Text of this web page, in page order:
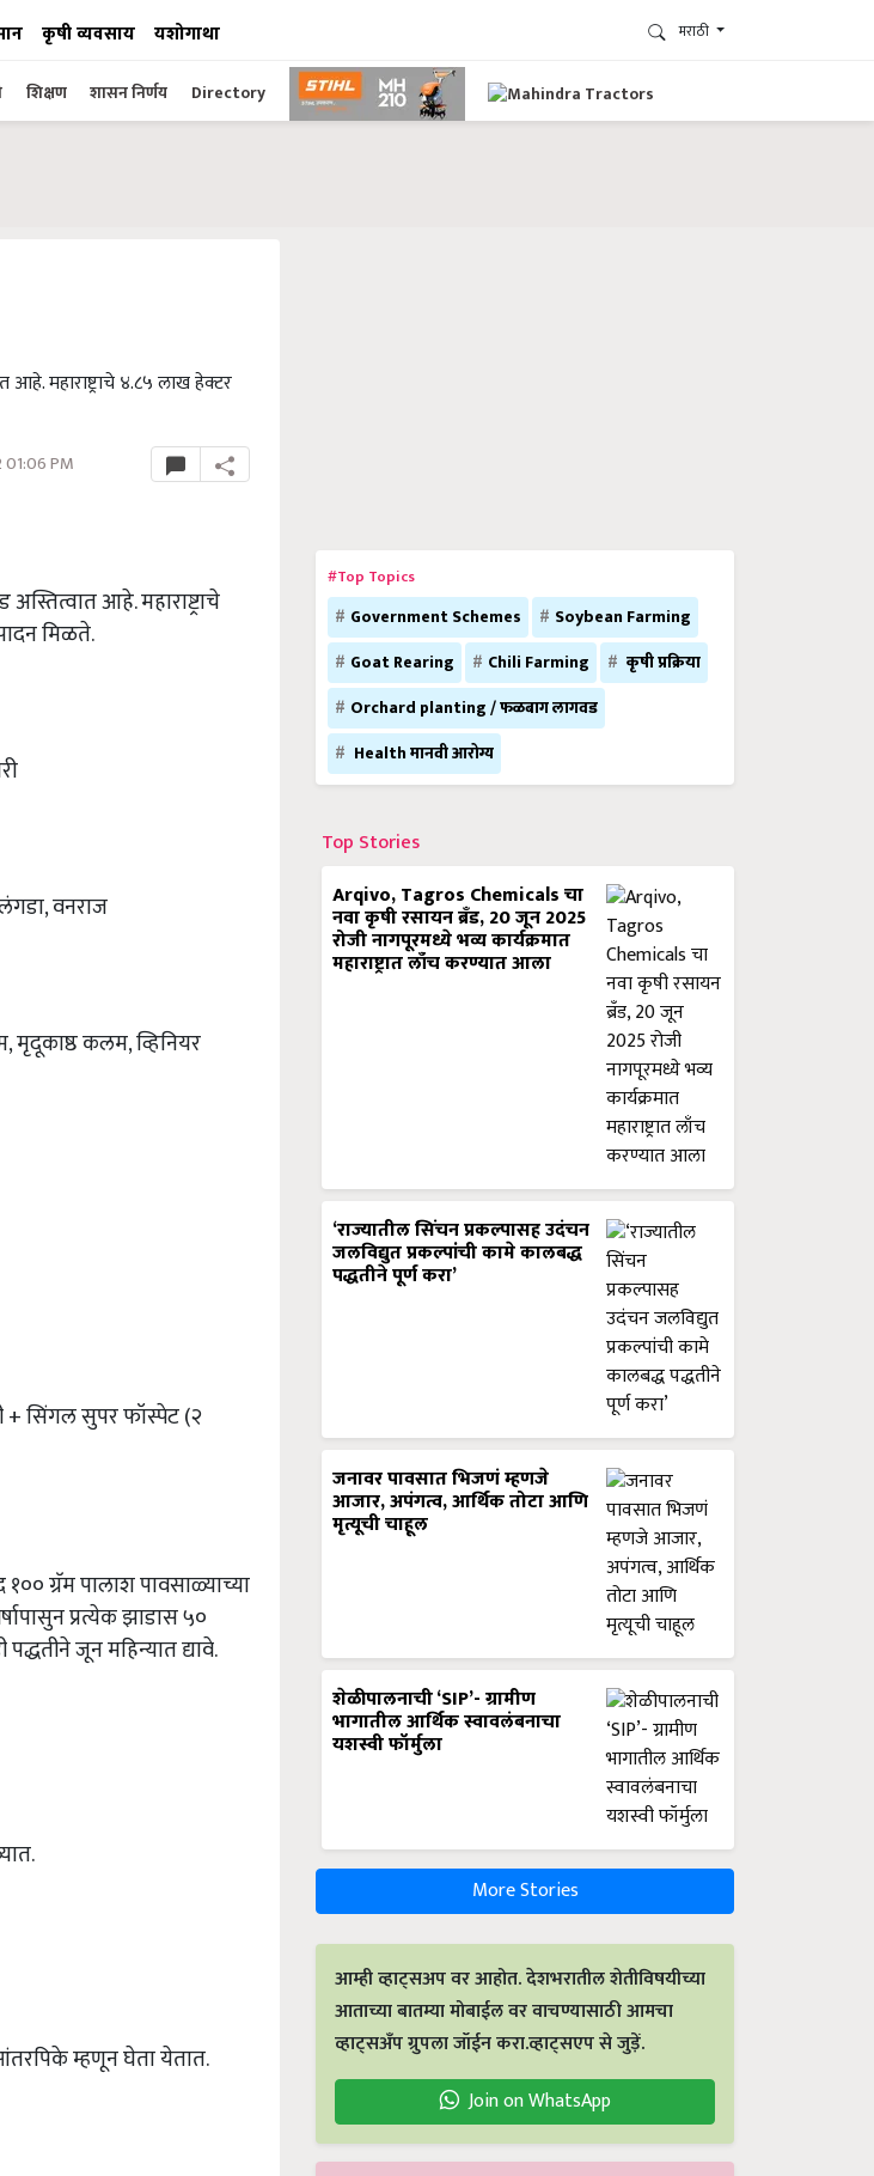
कृषी व्यवसाय यशोगाथा मराठी
शिक्षण शासन निर्णय Directory
महाराष्ट्राचे ४.८५ लाख हेक्टर
PM
आहे. महाराष्ट्राचे
मिळते.
वनराज
मृदूकाष्ठ कलम, व्हिनियर
+ सिंगल सुपर फॉस्पेट (२
ग्रॅम पालाश पावसाळ्याच्या
प्रत्येक झाडास ५०
जून महिन्यात द्यावे.
आंतरपिके म्हणून घेता येतात.
#Top Topics
Government Schemes
Soybean Farming
Goat Rearing
Chili Farming
कृषी प्रक्रिया
Orchard planting / फळबाग लागवड
Health मानवी आरोग्य
Top Stories
Arqivo, Tagros Chemicals चा
नवा कृषी रसायन ब्रँड, 20 जून 2025
रोजी नागपूरमध्ये भव्य कार्यक्रमात
महाराष्ट्रात लाँच करण्यात आला
‘राज्यातील सिंचन प्रकल्पासह उदंचन
जलविद्युत प्रकल्पांची कामे कालबद्ध
पद्धतीने पूर्ण करा’
जनावर पावसात भिजणं म्हणजे
आजार, अपंगत्व, आर्थिक तोटा आणि
मृत्यूची चाहूल
शेळीपालनाची ‘SIP’- ग्रामीण
भागातील आर्थिक स्वावलंबनाचा
यशस्वी फॉर्मुला
More Stories
आम्ही व्हाट्सअप वर आहोत. देशभरातील शेतीविषयीच्या
आताच्या बातम्या मोबाईल वर वाचण्यासाठी आमचा
व्हाट्सअँप ग्रुपला जॉईन करा.व्हाट्सएप से जुड़ें.
Join on WhatsApp